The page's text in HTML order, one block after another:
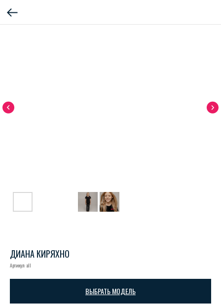
ДИАНА КИРЯХНО
Артикул: all
ВЫБРАТЬ МОДЕЛЬ